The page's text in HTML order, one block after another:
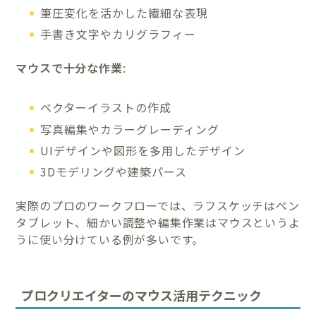
筆圧変化を活かした繊細な表現
手書き文字やカリグラフィー
マウスで十分な作業:
ベクターイラストの作成
写真編集やカラーグレーディング
UIデザインや図形を多用したデザイン
3Dモデリングや建築パース
実際のプロのワークフローでは、ラフスケッチはペン
タブレット、細かい調整や編集作業はマウスというよ
うに使い分けている例が多いです。
プロクリエイターのマウス活用テクニック